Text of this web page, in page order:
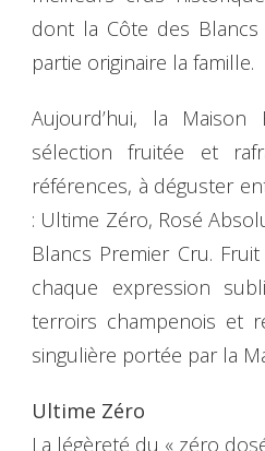
dont la Côte des Blancs
partie originaire la famille.
Aujourd’hui, la
sélection fruitée et
références, à déguster
: Ultime Zéro, Rosé
Blancs Premier Cru. Fruit
chaque expression
terroirs champenois et
singulière portée par la
Ultime Zéro
La légèreté du « zéro